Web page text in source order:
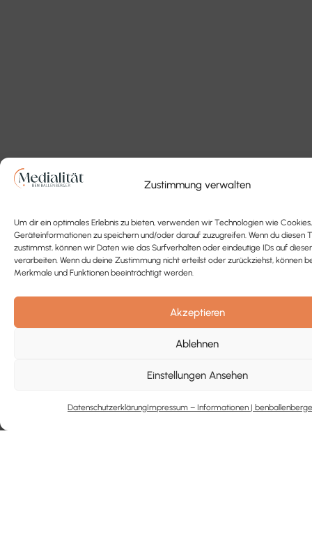
Zustimmung verwalten
Um dir ein optimales Erlebnis zu bieten, verwenden wir Technologien wie
Geräteinformationen zu speichern und/oder darauf zuzugreifen. Wenn du diesen
zustimmst, können wir Daten wie das Surfverhalten oder eindeutige IDs auf
verarbeiten. Wenn du deine Zustimmung nicht erteilst oder zurückziehst, können
Merkmale und Funktionen beeinträchtigt werden.
Akzeptieren
Ablehnen
Einstellungen Ansehen
DatenschutzerklärungImpressum – Informationen |
Home Konto